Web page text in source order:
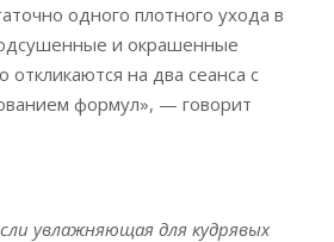
одного плотного ухода в
и окрашенные
откликаются на два сеанса с
формул», — говорит
увлажняющая для кудрявых